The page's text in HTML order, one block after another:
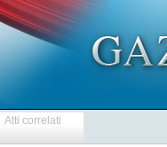
Atti correlati